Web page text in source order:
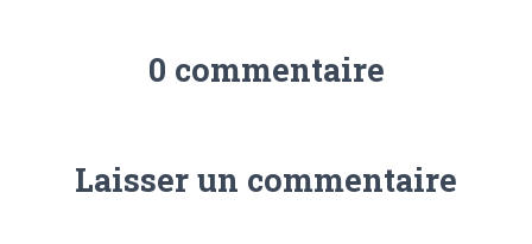
0 commentaire
Laisser un commentaire